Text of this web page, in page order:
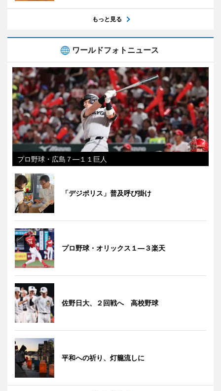
もっと見る
ワールドフォトニュース
プロ野球・広島７―１１巨人
「デジポリス」普及呼び掛け
プロ野球・オリックス１―３楽天
佐野日大、２回戦へ 高校野球
平和への祈り、灯籠流しに